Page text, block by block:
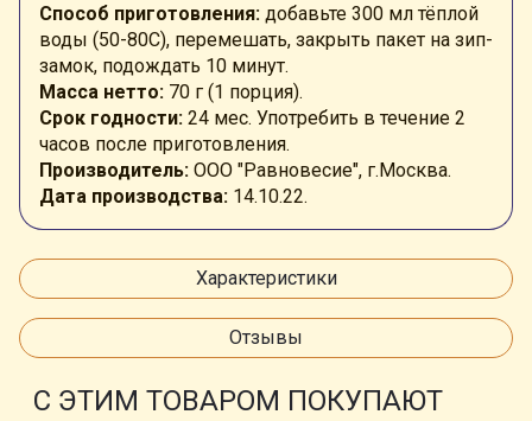
Способ приготовления: добавьте 300 мл тёплой
воды (50-80С), перемешать, закрыть пакет на зип-
замок, подождать 10 минут.
Масса нетто: 70 г (1 порция).
Срок годности: 24 мес. Употребить в течение 2
часов после приготовления.
Производитель: ООО "Равновесие", г.Москва.
Дата производства: 14.10.22.
Характеристики
Отзывы
С ЭТИМ ТОВАРОМ ПОКУПАЮТ